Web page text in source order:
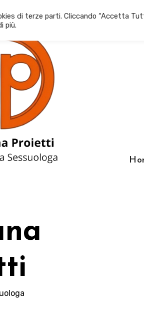
di terze parti. Cliccando “Accetta
più.